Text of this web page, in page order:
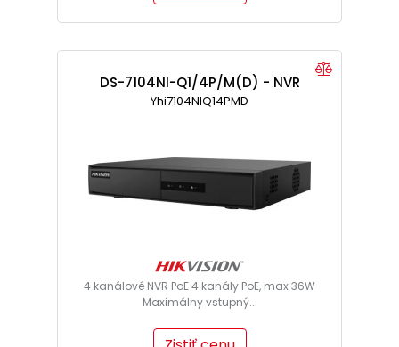
DS-7104NI-Q1/4P/M(D) - NVR
Yhi7104NIQ14PMD
4 kanálové NVR PoE 4 kanály PoE, max 36W
Maximálny vstupný...